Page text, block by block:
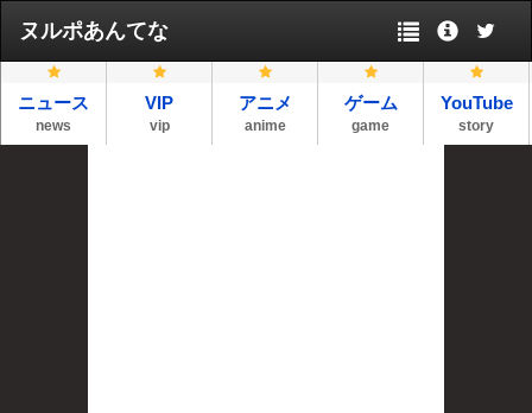
ヌルポあんてな
ニュース
news
VIP
vip
アニメ
anime
ゲーム
game
YouTube
story